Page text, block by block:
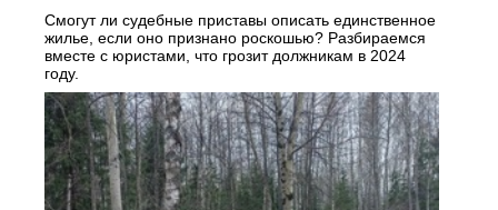
Смогут ли судебные приставы описать единственное
жилье, если оно признано роскошью? Разбираемся
вместе с юристами, что грозит должникам в 2024
году.